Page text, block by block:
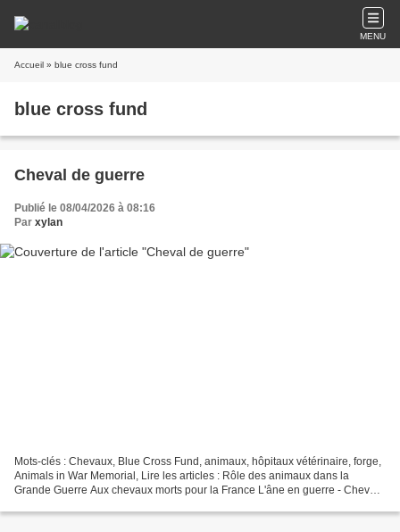
MENU
Accueil » blue cross fund
blue cross fund
Cheval de guerre
Publié le 08/04/2026 à 08:16
Par xylan
Mots-clés : Chevaux, Blue Cross Fund, animaux, hôpitaux vétérinaire, forge,
Animals in War Memorial, Lire les articles : Rôle des animaux dans la
Grande Guerre Aux chevaux morts pour la France L'âne en guerre - Cheval